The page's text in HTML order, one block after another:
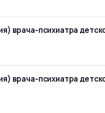
врача-психиатра
врача-психиатра